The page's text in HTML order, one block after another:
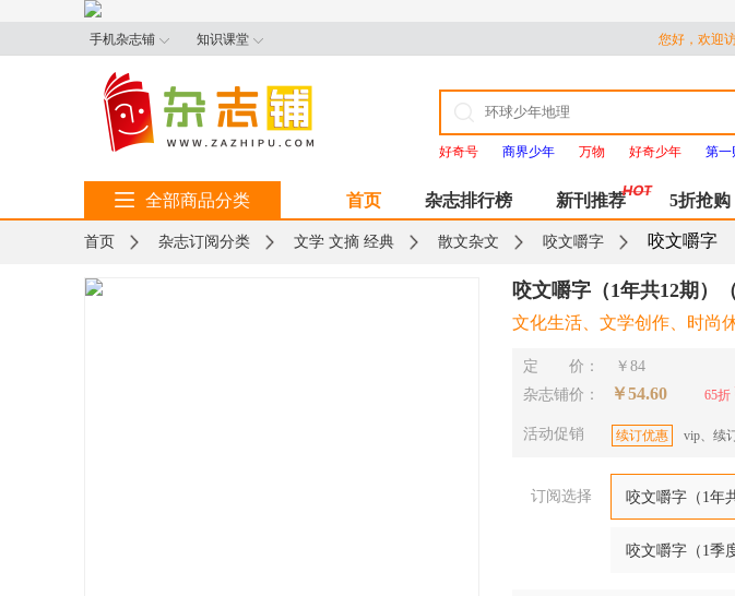
手机杂志铺 知识课堂 您好，欢迎
好奇号 商界少年 万物 好奇少年 第一
全部商品分类 首页 杂志排行榜 新刊推荐 5折抢购
首页 杂志订阅分类 文学 文摘 经典 散文杂文 咬文嚼字 咬文嚼字
咬文嚼字（1年共12期）
文化生活、文学创作、时尚
定 价：
￥84
杂志铺价：
￥54.60 65折
活动促销 续订优惠 vip、续
订阅选择 咬文嚼字（1年
咬文嚼字（1季